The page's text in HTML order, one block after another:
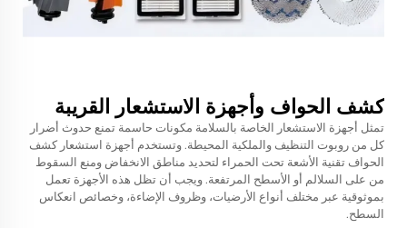
كشف الحواف وأجهزة الاستشعار القريبة
تمثل أجهزة الاستشعار الخاصة بالسلامة مكونات حاسمة تمنع حدوث أضرار
كل من روبوت التنظيف والملكية المحيطة. وتستخدم أجهزة استشعار كشف
الحواف تقنية الأشعة تحت الحمراء لتحديد مناطق الانخفاض ومنع السقوط
من على السلالم أو الأسطح المرتفعة. ويجب أن تظل هذه الأجهزة تعمل
بموثوقية عبر مختلف أنواع الأرضيات، وظروف الإضاءة، وخصائص انعكاس
السطح.